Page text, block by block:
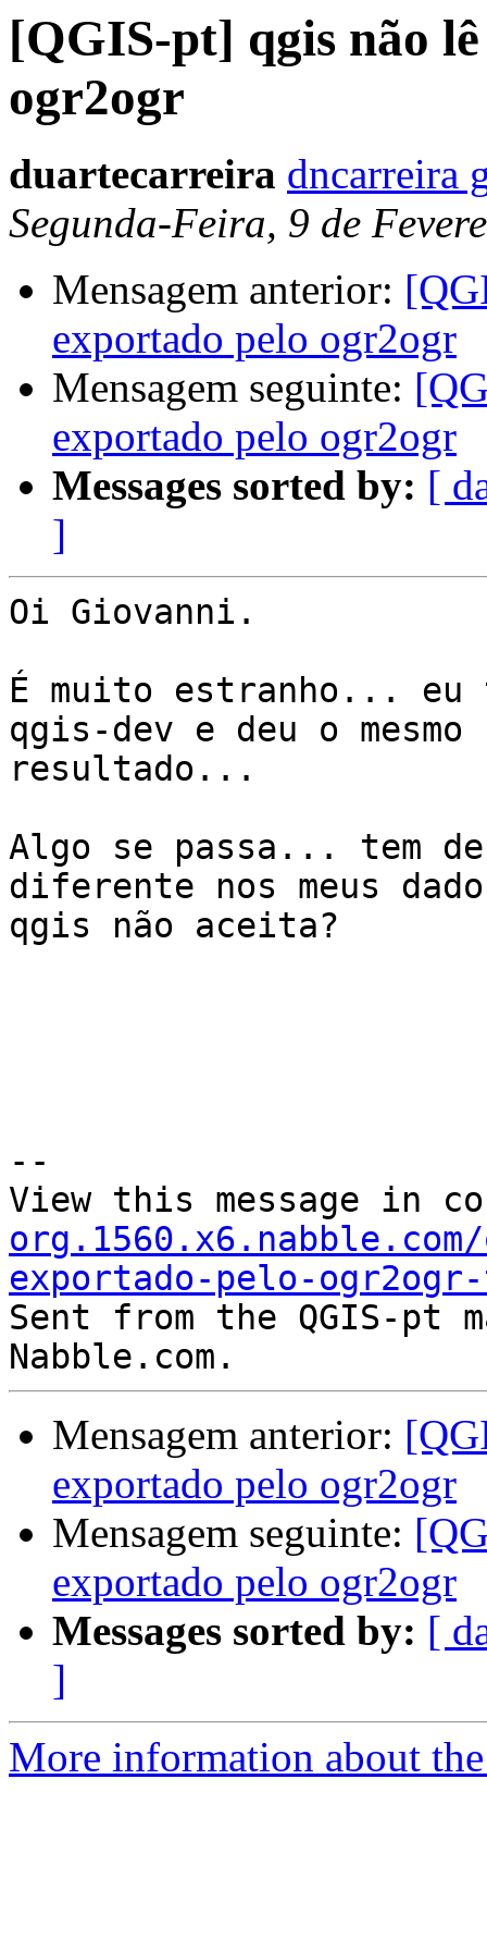
[QGIS-pt] qgis não
ogr2ogr
duartecarreira dncarreira
Segunda-Feira, 9 de
Mensagem anterior:
exportado pelo ogr2ogr
Mensagem seguinte:
exportado pelo ogr2ogr
Messages sorted by: [
]
Oi Giovanni.
É muito estranho... eu
qgis-dev e deu o mesmo
resultado...
Algo se passa... tem
diferente nos meus
qgis não aceita?
--
View this message in
exportado-pelo-ogr2ogr-
Sent from the QGIS-
Mensagem anterior:
exportado pelo ogr2ogr
Mensagem seguinte:
exportado pelo ogr2ogr
Messages sorted by: [
]
More information about